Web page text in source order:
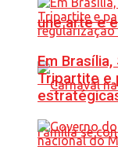
une arte e
Em
Tripartite e